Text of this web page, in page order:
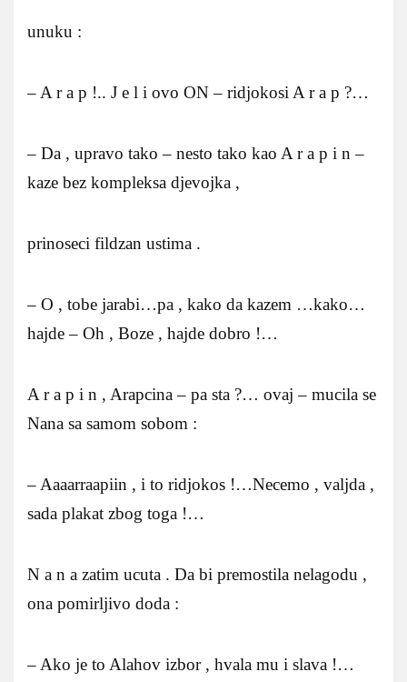
unuku :
– A r a p !.. J e l i ovo ON – ridjokosi A r a p ?…
– Da , upravo tako – nesto tako kao A r a p i n –
kaze bez kompleksa djevojka ,
prinoseci fildzan ustima .
– O , tobe jarabi…pa , kako da kazem …kako…
hajde – Oh , Boze , hajde dobro !…
A r a p i n , Arapcina – pa sta ?… ovaj – mucila se
Nana sa samom sobom :
– Aaaarraapiin , i to ridjokos !…Necemo , valjda ,
sada plakat zbog toga !…
N a n a zatim ucuta . Da bi premostila nelagodu ,
ona pomirljivo doda :
– Ako je to Alahov izbor , hvala mu i slava !…